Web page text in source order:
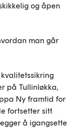
og åpen
man går
på Tullinløkka,
Ny framtid for
fortsetter sitt
å igangsette